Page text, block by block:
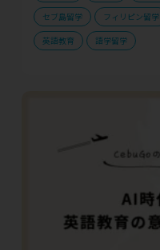
セブ島留学
フィリピン留学
英語教育
語学留学